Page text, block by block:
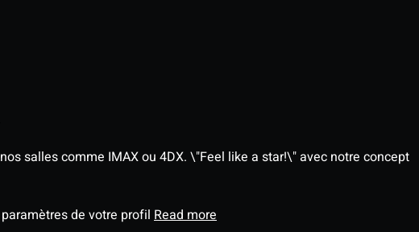
salles comme IMAX ou 4DX. \"Feel like a star!\" avec notre concept
de votre profil Read more